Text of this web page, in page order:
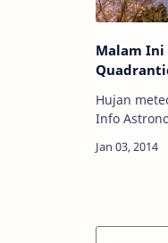
Malam Ini
Hujan
Info
tidur siang